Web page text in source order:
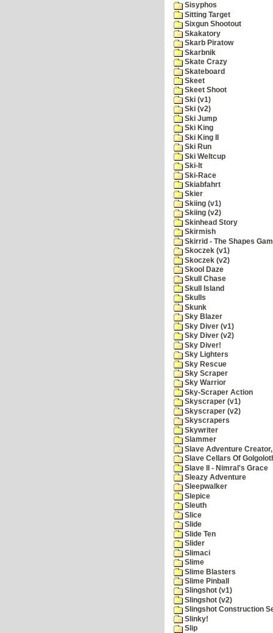
Sisyphos
Sitting Target
Sixgun Shootout
Skakatory
Skarb Piratow
Skarbnik
Skate Crazy
Skateboard
Skeet
Skeet Shoot
Ski (v1)
Ski (v2)
Ski Jump
Ski King
Ski King II
Ski Run
Ski Weltcup
Ski-It
Ski-Race
Skiabfahrt
Skier
Skiing (v1)
Skiing (v2)
Skinhead Story
Skirmish
Skirrid - The Shapes
Skoczek (v1)
Skoczek (v2)
Skool Daze
Skull Chase
Skull Island
Skulls
Skunk
Sky Blazer
Sky Diver (v1)
Sky Diver (v2)
Sky Diver!
Sky Lighters
Sky Rescue
Sky Scraper
Sky Warrior
Sky-Scraper Action
Skyscraper (v1)
Skyscraper (v2)
Skyscrapers
Skywriter
Slammer
Slave Adventure Creator,
Slave Cellars Of
Slave II - Nimral's Grace
Sleazy Adventure
Sleepwalker
Slepice
Sleuth
Slice
Slide
Slide Ten
Slider
Slimaci
Slime
Slime Blasters
Slime Pinball
Slingshot (v1)
Slingshot (v2)
Slingshot Construction
Slinky!
Slip